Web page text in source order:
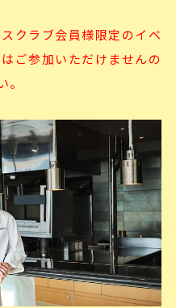
クラブ会員様限定のイベ
ご参加いただけませんの